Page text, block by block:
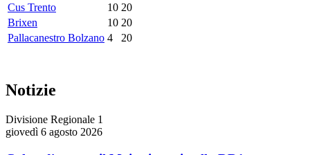
Cus Trento 10 20
Brixen
10 20
Pallacanestro Bolzano 4 20
Notizie
Divisione Regionale 1
giovedì 6 agosto 2026